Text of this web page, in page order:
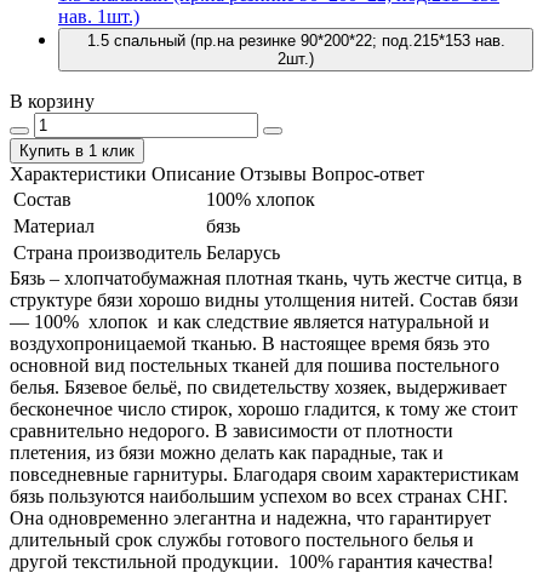
нав. 1шт.)
1.5 спальный (пр.на резинке 90*200*22; под.215*153 нав.
2шт.)
В корзину
Купить в 1 клик
Характеристики Описание Отзывы Вопрос-ответ
Состав
100% хлопок
Материал
бязь
Страна производитель Беларусь
Бязь – хлопчатобумажная плотная ткань, чуть жестче ситца, в
структуре бязи хорошо видны утолщения нитей. Состав бязи
― 100% хлопок и как следствие является натуральной и
воздухопроницаемой тканью. В настоящее время бязь это
основной вид постельных тканей для пошива постельного
белья. Бязевое бельё, по свидетельству хозяек, выдерживает
бесконечное число стирок, хорошо гладится, к тому же стоит
сравнительно недорого. В зависимости от плотности
плетения, из бязи можно делать как парадные, так и
повседневные гарнитуры. Благодаря своим характеристикам
бязь пользуются наибольшим успехом во всех странах СНГ.
Она одновременно элегантна и надежна, что гарантирует
длительный срок службы готового постельного белья и
другой текстильной продукции. 100% гарантия качества!